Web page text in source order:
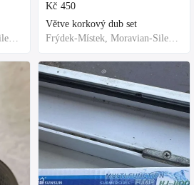
Frýdek-Místek, Moravian-Silesian Region,Others
Kč 450
Větve korkový dub set
Frýdek-Místek, Moravian-Silesian Region,Others